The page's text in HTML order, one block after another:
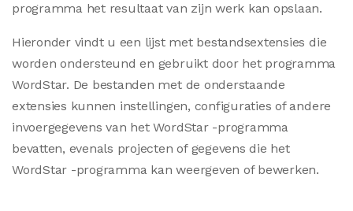
programma het resultaat van zijn werk kan opslaan.
Hieronder vindt u een lijst met bestandsextensies die
worden ondersteund en gebruikt door het programma
WordStar. De bestanden met de onderstaande
extensies kunnen instellingen, configuraties of andere
invoergegevens van het WordStar -programma
bevatten, evenals projecten of gegevens die het
WordStar -programma kan weergeven of bewerken.